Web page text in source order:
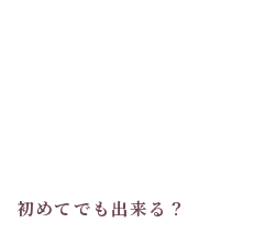
初めてでも出来る？